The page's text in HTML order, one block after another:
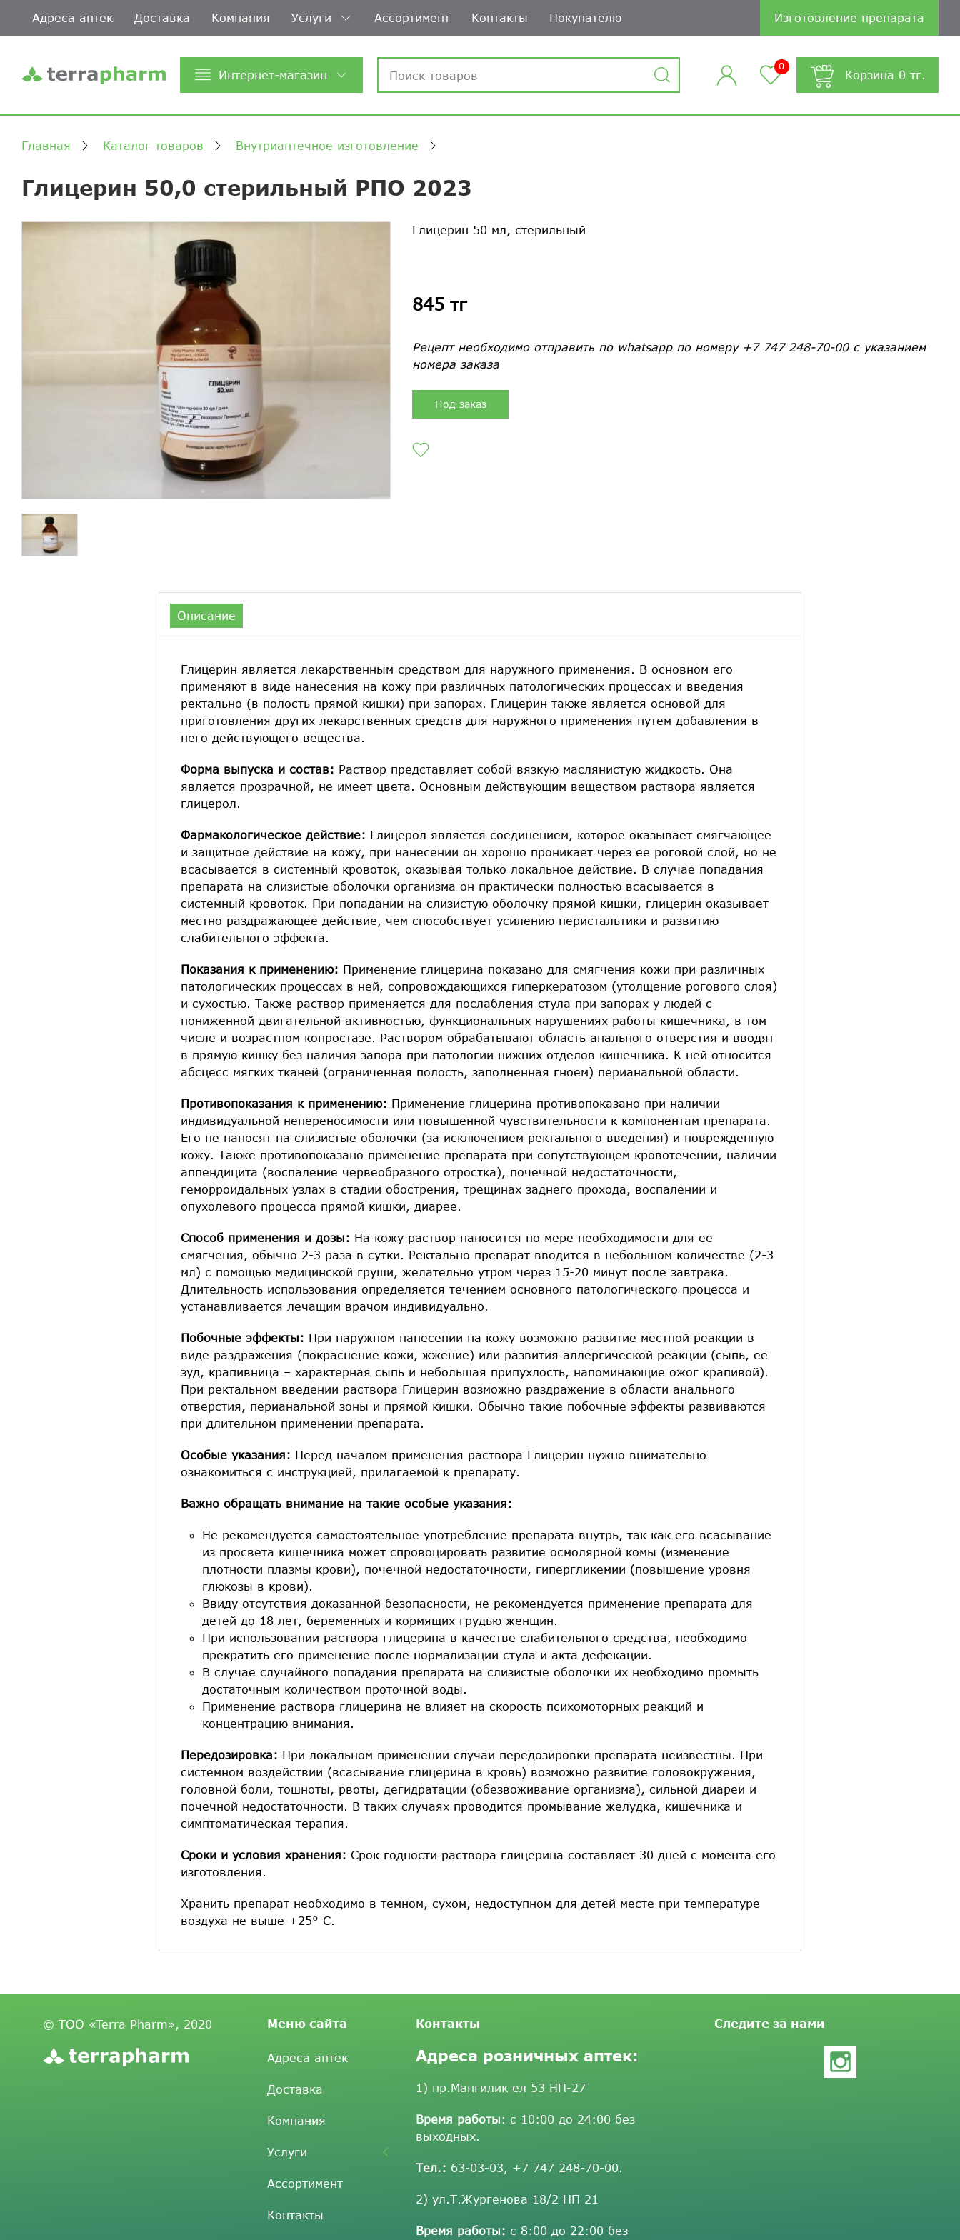
Адреса аптек Доставка Компания Услуги Ассортимент Контакты Покупателю Изготовление препарата
Интернет-магазин
0
Корзина 0 тг.
Главная Каталог товаров Внутриаптечное изготовление
Глицерин 50,0 стерильный РПО 2023
Глицерин 50 мл, стерильный
845 тг
Рецепт необходимо отправить по whatsapp по номеру +7 747 248-70-00 с указанием
номера заказа
Под заказ
Описание
Глицерин является лекарственным средством для наружного применения. В основном его
применяют в виде нанесения на кожу при различных патологических процессах и введения
ректально (в полость прямой кишки) при запорах. Глицерин также является основой для
приготовления других лекарственных средств для наружного применения путем добавления в
него действующего вещества.
Форма выпуска и состав: Раствор представляет собой вязкую маслянистую жидкость. Она
является прозрачной, не имеет цвета. Основным действующим веществом раствора является
глицерол.
Фармакологическое действие: Глицерол является соединением, которое оказывает смягчающее
и защитное действие на кожу, при нанесении он хорошо проникает через ее роговой слой, но не
всасывается в системный кровоток, оказывая только локальное действие. В случае попадания
препарата на слизистые оболочки организма он практически полностью всасывается в
системный кровоток. При попадании на слизистую оболочку прямой кишки, глицерин оказывает
местно раздражающее действие, чем способствует усилению перистальтики и развитию
слабительного эффекта.
Показания к применению: Применение глицерина показано для смягчения кожи при различных
патологических процессах в ней, сопровождающихся гиперкератозом (утолщение рогового слоя)
и сухостью. Также раствор применяется для послабления стула при запорах у людей с
пониженной двигательной активностью, функциональных нарушениях работы кишечника, в том
числе и возрастном копростазе. Раствором обрабатывают область анального отверстия и вводят
в прямую кишку без наличия запора при патологии нижних отделов кишечника. К ней относится
абсцесс мягких тканей (ограниченная полость, заполненная гноем) перианальной области.
Противопоказания к применению: Применение глицерина противопоказано при наличии
индивидуальной непереносимости или повышенной чувствительности к компонентам препарата.
Его не наносят на слизистые оболочки (за исключением ректального введения) и поврежденную
кожу. Также противопоказано применение препарата при сопутствующем кровотечении, наличии
аппендицита (воспаление червеобразного отростка), почечной недостаточности,
геморроидальных узлах в стадии обострения, трещинах заднего прохода, воспалении и
опухолевого процесса прямой кишки, диарее.
Способ применения и дозы: На кожу раствор наносится по мере необходимости для ее
смягчения, обычно 2-3 раза в сутки. Ректально препарат вводится в небольшом количестве (2-3
мл) с помощью медицинской груши, желательно утром через 15-20 минут после завтрака.
Длительность использования определяется течением основного патологического процесса и
устанавливается лечащим врачом индивидуально.
Побочные эффекты: При наружном нанесении на кожу возможно развитие местной реакции в
виде раздражения (покраснение кожи, жжение) или развития аллергической реакции (сыпь, ее
зуд, крапивница – характерная сыпь и небольшая припухлость, напоминающие ожог крапивой).
При ректальном введении раствора Глицерин возможно раздражение в области анального
отверстия, перианальной зоны и прямой кишки. Обычно такие побочные эффекты развиваются
при длительном применении препарата.
Особые указания: Перед началом применения раствора Глицерин нужно внимательно
ознакомиться с инструкцией, прилагаемой к препарату.
Важно обращать внимание на такие особые указания:
Не рекомендуется самостоятельное употребление препарата внутрь, так как его всасывание
из просвета кишечника может спровоцировать развитие осмолярной комы (изменение
плотности плазмы крови), почечной недостаточности, гипергликемии (повышение уровня
глюкозы в крови).
Ввиду отсутствия доказанной безопасности, не рекомендуется применение препарата для
детей до 18 лет, беременных и кормящих грудью женщин.
При использовании раствора глицерина в качестве слабительного средства, необходимо
прекратить его применение после нормализации стула и акта дефекации.
В случае случайного попадания препарата на слизистые оболочки их необходимо промыть
достаточным количеством проточной воды.
Применение раствора глицерина не влияет на скорость психомоторных реакций и
концентрацию внимания.
Передозировка: При локальном применении случаи передозировки препарата неизвестны. При
системном воздействии (всасывание глицерина в кровь) возможно развитие головокружения,
головной боли, тошноты, рвоты, дегидратации (обезвоживание организма), сильной диареи и
почечной недостаточности. В таких случаях проводится промывание желудка, кишечника и
симптоматическая терапия.
Сроки и условия хранения: Срок годности раствора глицерина составляет 30 дней с момента его
изготовления.
Хранить препарат необходимо в темном, сухом, недоступном для детей месте при температуре
воздуха не выше +25° С.
© ТОО «Terra Pharm», 2020 Меню сайта
Адреса аптек
Доставка
Компания
Услуги
Ассортимент
Контакты
Контакты
Адреса розничных аптек:
1) пр.Мангилик ел 53 НП-27
Время работы: с 10:00 до 24:00 без
выходных.
Тел.: 63-03-03, +7 747 248-70-00.
2) ул.Т.Жургенова 18/2 НП 21
Время работы: с 8:00 до 22:00 без
Следите за нами